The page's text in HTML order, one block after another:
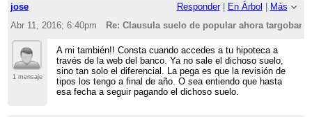
jose Responder| En Árbol
Más
Abr 11, 2016; 6:40pm
Re: Clausula suelo de popular ahora targobank
1 mensaje
A mi también!! Consta cuando accedes a tu hipoteca a
través de la web del banco. Ya no sale el dichoso suelo,
sino tan solo el diferencial. La pega es que la revisión de
tipos los tengo a final de año. O sea entiendo que hasta
esa fecha a seguir pagando el dichoso suelo.